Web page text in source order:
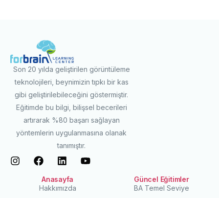
Son 20 yılda geliştirilen görüntüleme
teknolojileri, beynimizin tıpkı bir kas
gibi geliştirilebileceğini göstermiştir.
Eğitimde bu bilgi, bilişsel becerileri
artırarak %80 başarı sağlayan
yöntemlerin uygulanmasına olanak
tanımıştır.
Anasayfa
Hakkımızda
Güncel Eğitimler
BA Temel Seviye